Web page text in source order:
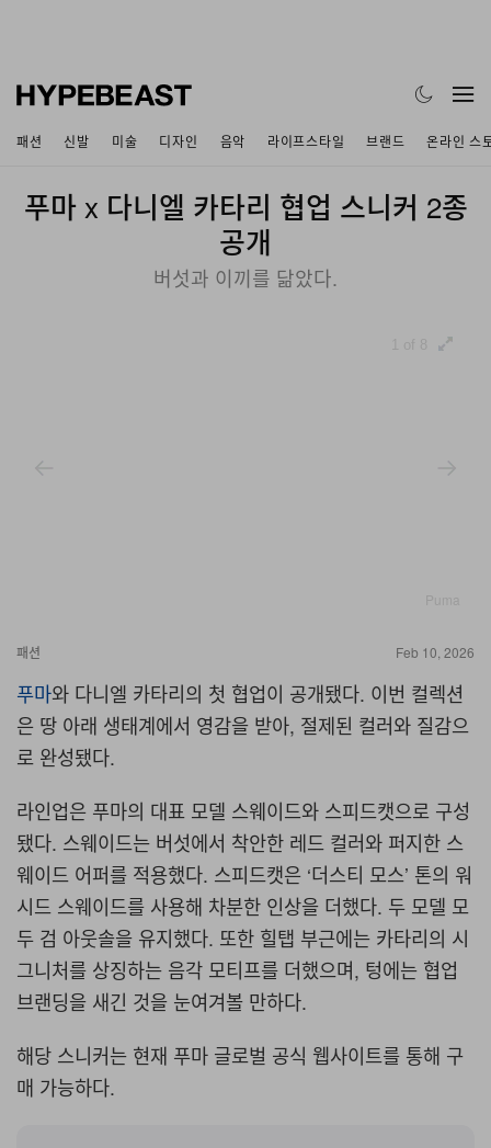
패션 신발 미술 디자인 음악 라이프스타일 브랜드 온라인 스
푸마 x 다니엘 카타리 협업 스니커 2종
공개
버섯과 이끼를 닮았다.
패션 Feb 10, 2026
푸마와 다니엘 카타리의 첫 협업이 공개됐다. 이번 컬렉션
은 땅 아래 생태계에서 영감을 받아, 절제된 컬러와 질감으
로 완성됐다.
라인업은 푸마의 대표 모델 스웨이드와 스피드캣으로 구성
됐다. 스웨이드는 버섯에서 착안한 레드 컬러와 퍼지한 스
웨이드 어퍼를 적용했다. 스피드캣은 ‘더스티 모스’ 톤의 워
시드 스웨이드를 사용해 차분한 인상을 더했다. 두 모델 모
두 검 아웃솔을 유지했다. 또한 힐탭 부근에는 카타리의 시
그니처를 상징하는 음각 모티프를 더했으며, 텅에는 협업
브랜딩을 새긴 것을 눈여겨볼 만하다.
해당 스니커는 현재 푸마 글로벌 공식 웹사이트를 통해 구
매 가능하다.